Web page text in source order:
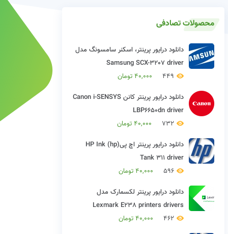
محصولات تصادفی
دانلود درایور پرینتر، اسکنر سامسونگ مدل
Samsung SCX-3207 driver
449
40,000 تومان
دانلود درایور پرینتر کانن Canon i-SENSYS
LBP6650dn driver
732
40,000 تومان
دانلود درایور پرینتر اچ پی(hp) HP Ink
Tank 311 driver
596
40,000 تومان
دانلود درایور پرینتر لکسمارک مدل
Lexmark E238 printers drivers
462
40,000 تومان